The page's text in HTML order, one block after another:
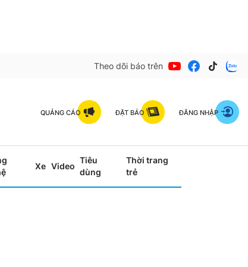
Theo dõi báo trên
QUẢNG CÁO ĐẶT BÁO ĐĂNG NHẬP
Xe Video
Tiêu
dùng
Thời trang
trẻ